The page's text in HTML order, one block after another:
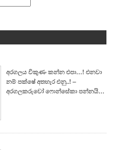
අරගලය විකුණං කන්න එපා…! එනවා
නම් පක්ෂේ අතහැර එනු..! –
අරගලකරුවෝ ෆොන්සේකා පන්නයි…